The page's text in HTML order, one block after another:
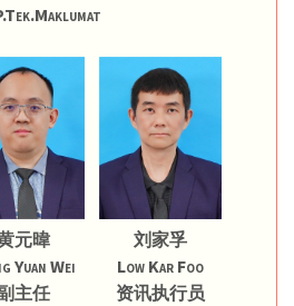
元暐
Yuan Wei
主任
刘家孚
Low Kar Foo
资讯执行员